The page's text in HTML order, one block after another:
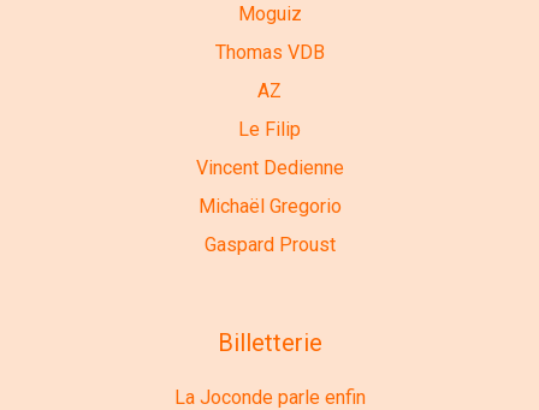
Moguiz
Thomas VDB
AZ
Le Filip
Vincent Dedienne
Michaël Gregorio
Gaspard Proust
Billetterie
La Joconde parle enfin